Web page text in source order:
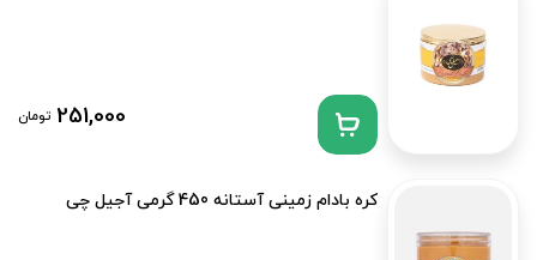
251,000 تومان
کره بادام زمینی آستانه 450 گرمی آجیل چی